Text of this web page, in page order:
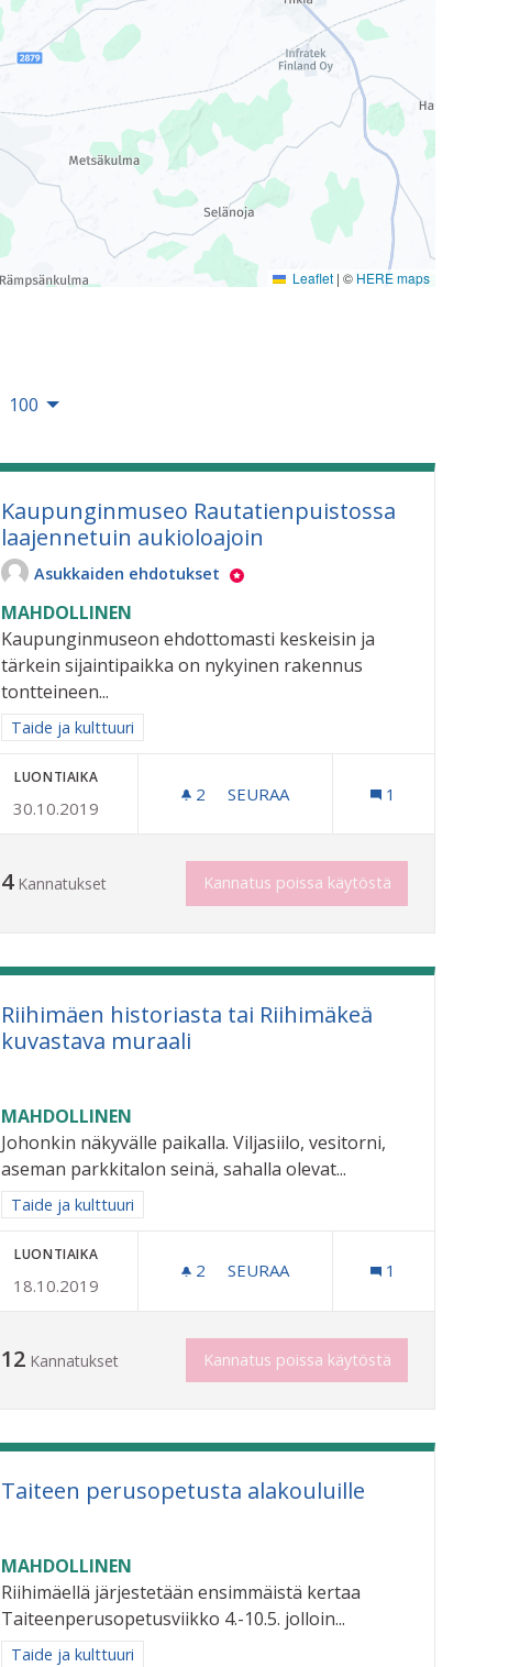
Leaflet | © HERE maps
100
Kaupunginmuseo Rautatienpuistossa
laajennetuin aukioloajoin
Asukkaiden ehdotukset
MAHDOLLINEN
Kaupunginmuseon ehdottomasti keskeisin ja
tärkein sijaintipaikka on nykyinen rakennus
tontteineen...
Rajaa tulokset aihepiirin mukaan: Taide ja kulttuuri
Taide ja kulttuuri
LUONTIAIKA
30.10.2019
2 2 SEURAAJAA
SEURAA 1
4 Kannatukset Kannatus poissa käytöstä
Riihimäen historiasta tai Riihimäkeä
kuvastava muraali
MAHDOLLINEN
Johonkin näkyvälle paikalla. Viljasiilo, vesitorni,
aseman parkkitalon seinä, sahalla olevat...
Rajaa tulokset aihepiirin mukaan: Taide ja kulttuuri
Taide ja kulttuuri
LUONTIAIKA
18.10.2019
2 2 SEURAAJAA
SEURAA 1
12 Kannatukset Kannatus poissa käytöstä
Taiteen perusopetusta alakouluille
MAHDOLLINEN
Riihimäellä järjestetään ensimmäistä kertaa
Taiteenperusopetusviikko 4.-10.5. jolloin...
Rajaa tulokset aihepiirin mukaan: Taide ja kulttuuri
Taide ja kulttuuri